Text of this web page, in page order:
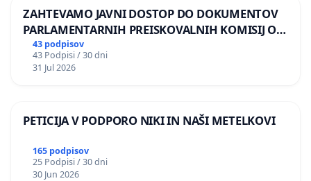
ZAHTEVAMO JAVNI DOSTOP DO DOKUMENTOV
PARLAMENTARNIH PREISKOVALNIH KOMISIJ O
ILEGALNI TRGOVINI Z OROŽJEM
43 podpisov
43 Podpisi / 30 dni
31 Jul 2026
PETICIJA V PODPORO NIKI IN NAŠI METELKOVI
165 podpisov
25 Podpisi / 30 dni
30 Jun 2026